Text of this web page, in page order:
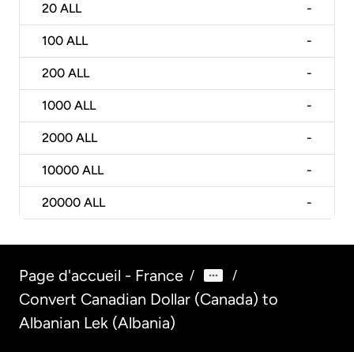
20 ALL -
100 ALL -
200 ALL -
1000 ALL -
2000 ALL -
10000 ALL -
20000 ALL -
Page d'accueil - France / /
Convert Canadian Dollar (Canada) to
Albanian Lek (Albania)